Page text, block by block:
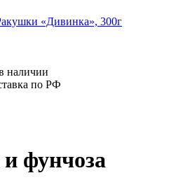
«Дивинка», 300г
наличии
по РФ
фунчоза